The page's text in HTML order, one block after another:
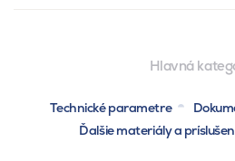
Hlavná
Technické parametre
Ďalšie materiály a